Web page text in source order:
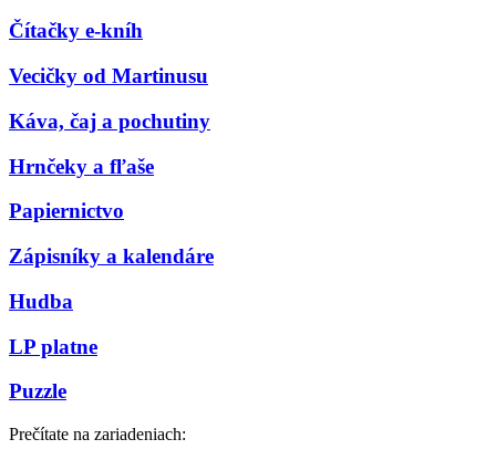
Čítačky e-kníh
Vecičky od Martinusu
Káva, čaj a pochutiny
Hrnčeky a fľaše
Papiernictvo
Zápisníky a kalendáre
Hudba
LP platne
Puzzle
Prečítate na zariadeniach: